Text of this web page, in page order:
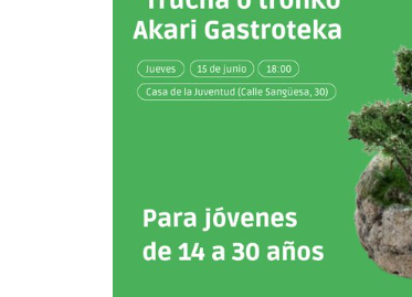
elaborar
paso
paso
‘Trucha